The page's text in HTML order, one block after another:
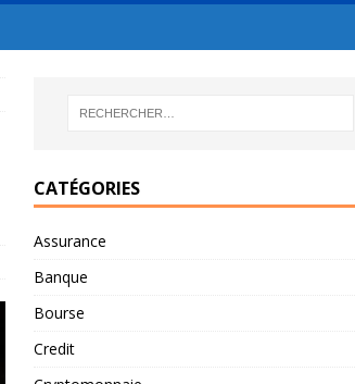
CATÉGORIES
Assurance
Banque
Bourse
Credit